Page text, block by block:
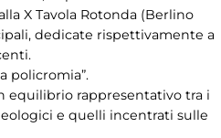
X Tavola Rotonda (Berlino
dedicate rispettivamente a
policromia”.
equilibrio rappresentativo tra i
e quelli incentrati sulle